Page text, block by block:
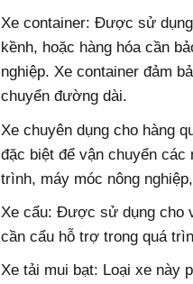
Xe container: Được sử
kềnh, hoặc hàng hóa cần
nghiệp. Xe container đảm
chuyển đường dài.
Xe chuyên dụng cho hàng
đặc biệt để vận chuyển
trình, máy móc nông
Xe cẩu: Được sử dụng cho
cần cẩu hỗ trợ trong quá
Xe tải mui bạt: Loại xe này